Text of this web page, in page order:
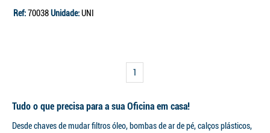
Ref:70038Unidade:UNI
1
Tudo o que precisa para a sua Oficina em casa!
Desde chaves de mudar filtros óleo, bombas de ar de pé, calços plásticos,